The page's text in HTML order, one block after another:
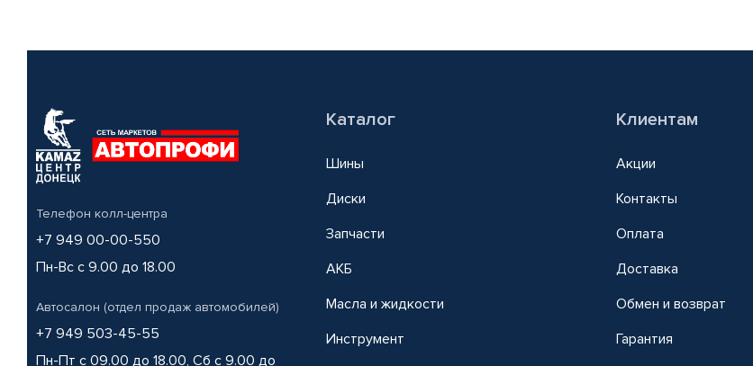
Телефон колл-центра
+7 949 00-00-550
Пн-Вс с 9.00 до 18.00
Автосалон (отдел продаж автомобилей)
+7 949 503-45-55
Пн-Пт с 09.00 до 18.00, Сб с 9.00 до
Каталог
Шины
Диски
Запчасти
АКБ
Масла и жидкости
Инструмент
Клиентам
Акции
Контакты
Оплата
Доставка
Обмен и возврат
Гарантия